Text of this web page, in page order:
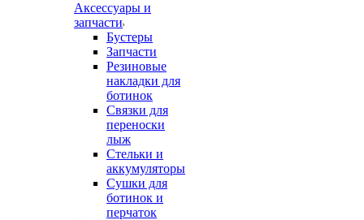
Аксессуары и
запчасти
Бустеры
Запчасти
Резиновые
накладки для
ботинок
Связки для
переноски
лыж
Стельки и
аккумуляторы
Сушки для
ботинок и
перчаток